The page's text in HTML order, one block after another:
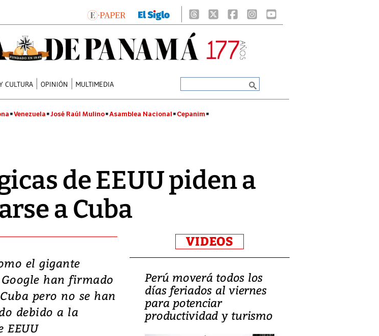
CULTURA OPINIÓN MULTIMEDIA
Venezuela José Raúl Mulino Asamblea Nacional Cepanim
de EEUU piden a
a Cuba
el gigante
han firmado
pero no se han
debido a la
EEUU
VIDEOS
Lula lanza su
con
de inversión
educación y
raras
Perú moverá todos los
días feriados al viernes
para potenciar
productividad y turismo